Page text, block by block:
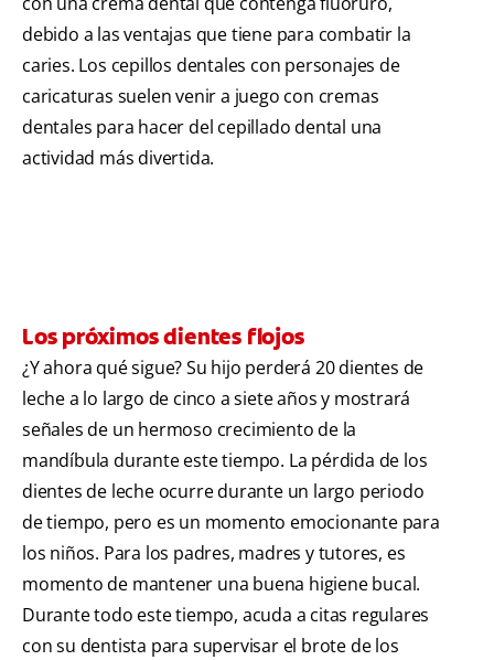
debido a las ventajas que tiene para combatir la
caries. Los cepillos dentales con personajes de
caricaturas suelen venir a juego con cremas
dentales para hacer del cepillado dental una
actividad más divertida.
Los próximos dientes flojos
¿Y ahora qué sigue? Su hijo perderá 20 dientes de
leche a lo largo de cinco a siete años y mostrará
señales de un hermoso crecimiento de la
mandíbula durante este tiempo. La pérdida de los
dientes de leche ocurre durante un largo periodo
de tiempo, pero es un momento emocionante para
los niños. Para los padres, madres y tutores, es
momento de mantener una buena higiene bucal.
Durante todo este tiempo, acuda a citas regulares
con su dentista para supervisar el brote de los